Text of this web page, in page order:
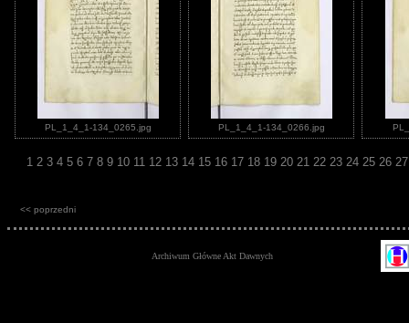
PL_1_4_1-134_0265.jpg PL_1_4_1-134_0266.jpg
1 2 3 4 5 6 7 8 9 10 11 12 13 14 15 16 17 18 19 20 21 22 23 24 25 26
<< poprzedni
Archiwum Główne Akt Dawnych